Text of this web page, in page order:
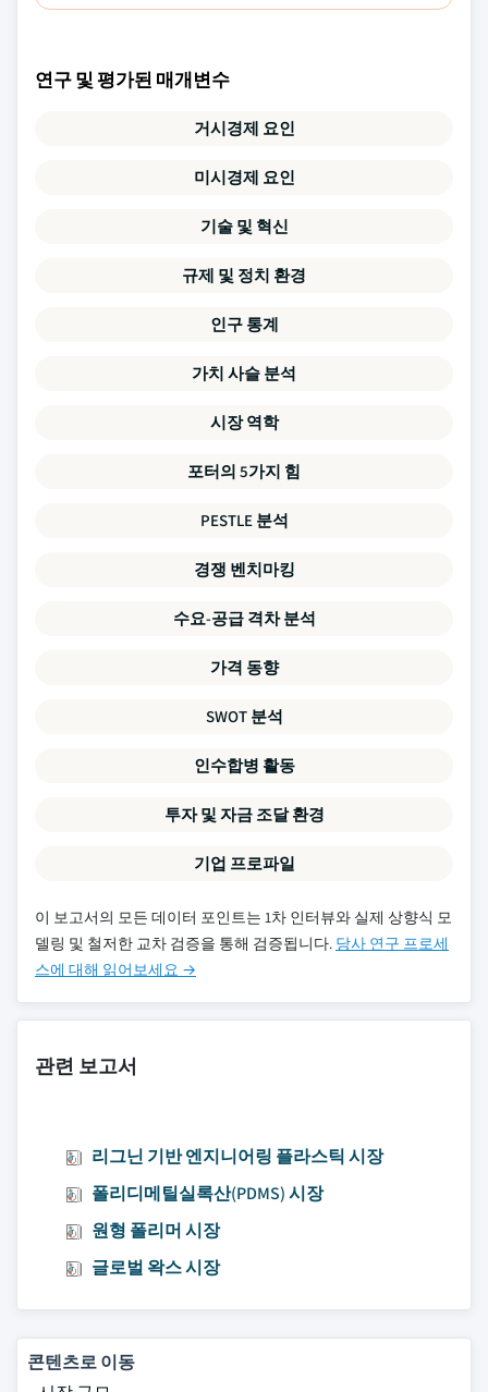
연구 및 평가된 매개변수
거시경제 요인
미시경제 요인
기술 및 혁신
규제 및 정치 환경
인구 통계
가치 사슬 분석
시장 역학
포터의 5가지 힘
PESTLE 분석
경쟁 벤치마킹
수요-공급 격차 분석
가격 동향
SWOT 분석
인수합병 활동
투자 및 자금 조달 환경
기업 프로파일
이 보고서의 모든 데이터 포인트는 1차 인터뷰와 실제 상향식 모
델링 및 철저한 교차 검증을 통해 검증됩니다. 당사 연구 프로세
스에 대해 읽어보세요 →
관련 보고서
리그닌 기반 엔지니어링 플라스틱 시장
폴리디메틸실록산(PDMS) 시장
원형 폴리머 시장
글로벌 왁스 시장
콘텐츠로 이동